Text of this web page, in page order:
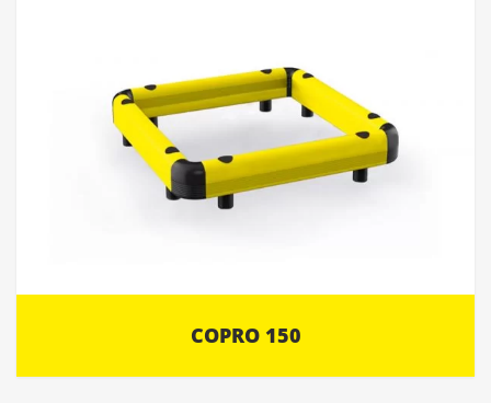
COPRO 150